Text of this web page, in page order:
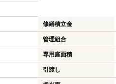
修繕積立金
管理組合
専用庭面積
引渡し